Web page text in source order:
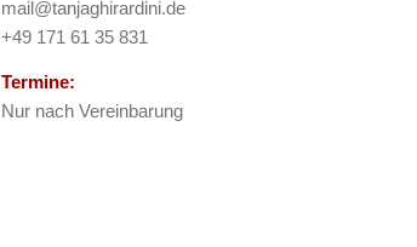
mail@tanjaghirardini.de
+49 171 61 35 831
Termine:
Nur nach Vereinbarung